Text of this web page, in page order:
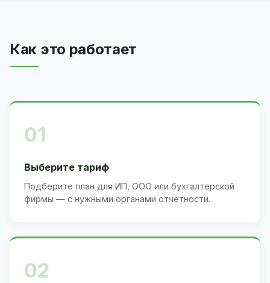
Как это работает
01
Выберите тариф
Подберите план для ИП, ООО или бухгалтерской
фирмы — с нужными органами отчётности.
02